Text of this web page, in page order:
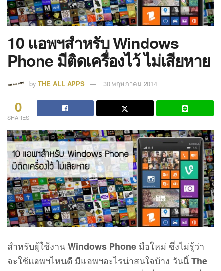
10 แอพฯสำหรับ Windows
Phone มีติดเครื่องไว้ ไม่เสียหาย
by THE ALL APPS 30 พฤษภาคม 2014
0
SHARES
สำหรับผู้ใช้งานWindows Phone มือใหม่ ซึ่งไม่รู้ว่า
จะใช้แอพฯไหนดี มีแอพฯอะไรน่าสนใจบ้าง วันนี้The